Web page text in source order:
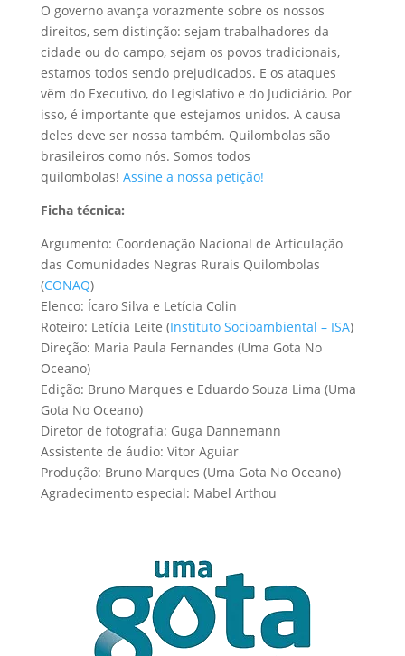
O governo avança vorazmente sobre os nossos
direitos, sem distinção: sejam trabalhadores da
cidade ou do campo, sejam os povos tradicionais,
estamos todos sendo prejudicados. E os ataques
vêm do Executivo, do Legislativo e do Judiciário. Por
isso, é importante que estejamos unidos. A causa
deles deve ser nossa também. Quilombolas são
brasileiros como nós. Somos todos
quilombolas! Assine a nossa petição!
Ficha técnica:
Argumento: Coordenação Nacional de Articulação
das Comunidades Negras Rurais Quilombolas
(CONAQ)
Elenco: Ícaro Silva e Letícia Colin
Roteiro: Letícia Leite (Instituto Socioambiental – ISA)
Direção: Maria Paula Fernandes (Uma Gota No
Oceano)
Edição: Bruno Marques e Eduardo Souza Lima (Uma
Gota No Oceano)
Diretor de fotografia: Guga Dannemann
Assistente de áudio: Vitor Aguiar
Produção: Bruno Marques (Uma Gota No Oceano)
Agradecimento especial: Mabel Arthou